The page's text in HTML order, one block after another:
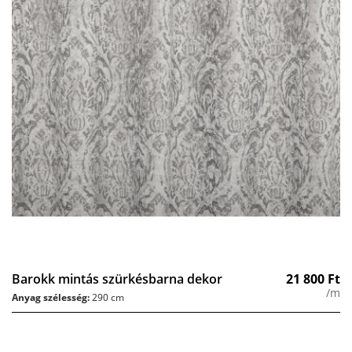
Barokk mintás szürkésbarna dekor 21 800 Ft
/m
Anyag szélesség:290 cm